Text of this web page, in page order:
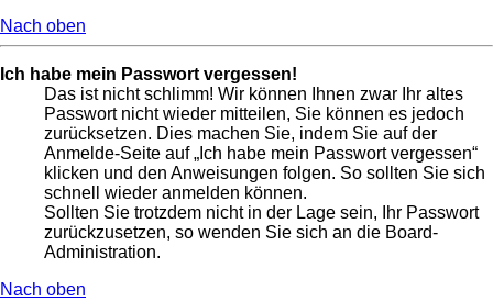
Nach oben
Ich habe mein Passwort vergessen!
Das ist nicht schlimm! Wir können Ihnen zwar Ihr altes
Passwort nicht wieder mitteilen, Sie können es jedoch
zurücksetzen. Dies machen Sie, indem Sie auf der
Anmelde-Seite auf „Ich habe mein Passwort vergessen“
klicken und den Anweisungen folgen. So sollten Sie sich
schnell wieder anmelden können.
Sollten Sie trotzdem nicht in der Lage sein, Ihr Passwort
zurückzusetzen, so wenden Sie sich an die Board-
Administration.
Nach oben